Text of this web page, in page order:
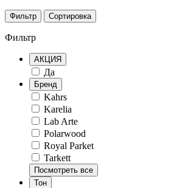
Фильтр Сортировка
Фильтр
АКЦИЯ
Да
Бренд
Kahrs
Karelia
Lab Arte
Polarwood
Royal Parket
Tarkett
Посмотреть все
Тон